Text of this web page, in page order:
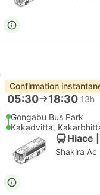
Confirmation
05:30 18:30 13h
Gongabu Bus Park
Kakadvitta,
Hiace
Shakira Ac